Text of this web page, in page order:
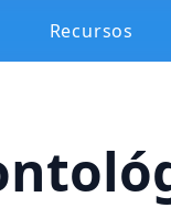
Recursos